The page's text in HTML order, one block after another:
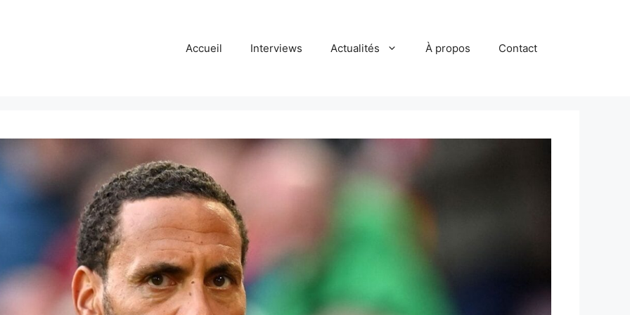
Accueil Interviews Actualités À propos Contact